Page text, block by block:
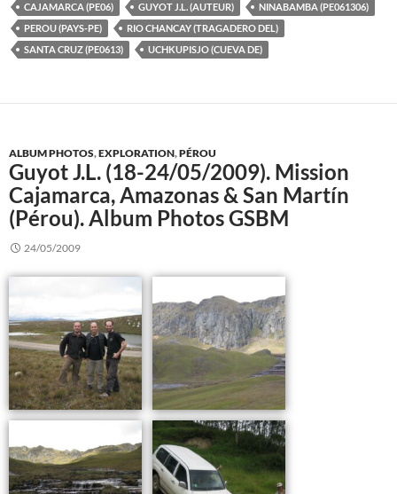
CAJAMARCA (PE06) GUYOT J.L. (AUTEUR)
NINABAMBA (PE061306)
PEROU (PAYS-PE)
RIO CHANCAY (TRAGADERO DEL)
SANTA CRUZ (PE0613)
UCHKUPISJO (CUEVA DE)
ALBUM PHOTOS,EXPLORATION,PÉROU
Guyot J.L. (18-24/05/2009). Mission
Cajamarca, Amazonas & San Martín
(Pérou). Album Photos GSBM
24/05/2009